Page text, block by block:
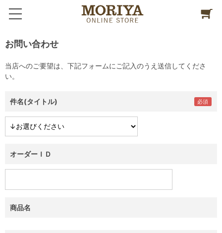
お問い合わせ
当店へのご要望は、下記フォームにご記入のうえ送信してくださ
い。
件名(タイトル)
オーダーＩＤ
商品名